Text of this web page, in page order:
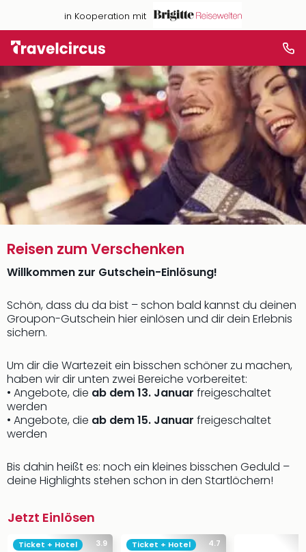
in Kooperation mit
Reisen zum Verschenken
Willkommen zur Gutschein-Einlösung!
Schön, dass du da bist – schon bald kannst du deinen
Groupon-Gutschein hier einlösen und dir dein Erlebnis
sichern.
Um dir die Wartezeit ein bisschen schöner zu machen,
haben wir dir unten zwei Bereiche vorbereitet:
• Angebote, die ab dem 13. Januar freigeschaltet
werden
• Angebote, die ab dem 15. Januar freigeschaltet
werden
Bis dahin heißt es: noch ein kleines bisschen Geduld –
deine Highlights stehen schon in den Startlöchern!
Jetzt Einlösen
3.9
Ticket + Hotel 4.7
Ticket + Hotel